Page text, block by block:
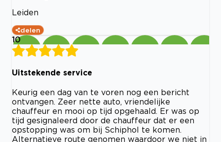
Leiden
delen
10
Uitstekende service
Keurig een dag van te voren nog een bericht
ontvangen. Zeer nette auto, vriendelijke
chauffeur en mooi op tijd opgehaald. Er was op
tijd gesignaleerd door de chauffeur dat er een
opstopping was om bij Schiphol te komen.
Alternatieve route genomen waardoor we niet in